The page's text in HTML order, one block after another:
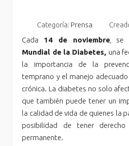
Categoría: Prensa
Cada 14 de noviembre, se
Mundial de la Diabetes, una
la importancia de la
temprano y el manejo
crónica. La diabetes no solo
que también puede tener un
la calidad de vida de quienes la
posibilidad de tener
permanente.